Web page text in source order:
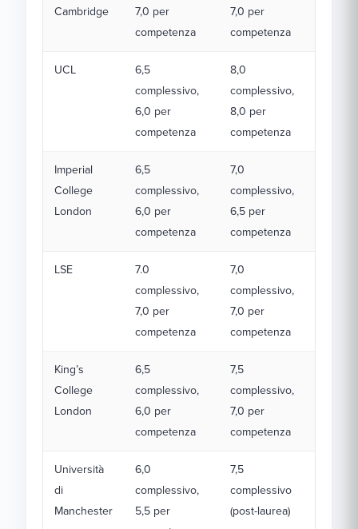
Cambridge
7,0 per
competenza
7,0 per
competenza
UCL
6,5
complessivo,
6,0 per
competenza
8,0
complessivo,
8,0 per
competenza
Imperial
College
London
6,5
complessivo,
6,0 per
competenza
7,0
complessivo,
6,5 per
competenza
LSE
7.0
complessivo,
7,0 per
competenza
7,0
complessivo,
7,0 per
competenza
King’s
College
London
6,5
complessivo,
6,0 per
competenza
7,5
complessivo,
7,0 per
competenza
Università
di
Manchester
6,0
complessivo,
5,5 per
7,5
complessivo
(post-laurea)